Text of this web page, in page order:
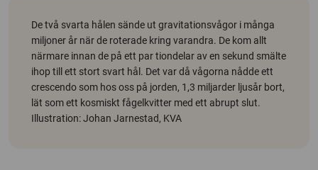
De två svarta hålen sände ut gravitationsvågor i många
miljoner år när de roterade kring varandra. De kom allt
närmare innan de på ett par tiondelar av en sekund smälte
ihop till ett stort svart hål. Det var då vågorna nådde ett
crescendo som hos oss på jorden, 1,3 miljarder ljusår bort,
lät som ett kosmiskt fågelkvitter med ett abrupt slut.
Illustration: Johan Jarnestad, KVA